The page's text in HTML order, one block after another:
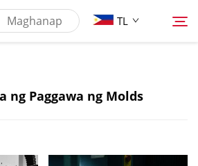
TL
ng Paggawa ng Molds